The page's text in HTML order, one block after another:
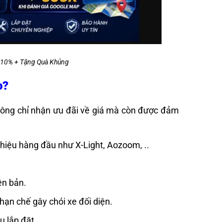
+ Tặng Quà Khủng
chỉ nhận ưu đãi về giá mà còn được đảm
hàng đầu như X-Light, Aozoom, ..
bản.
chế gây chói xe đối diện.